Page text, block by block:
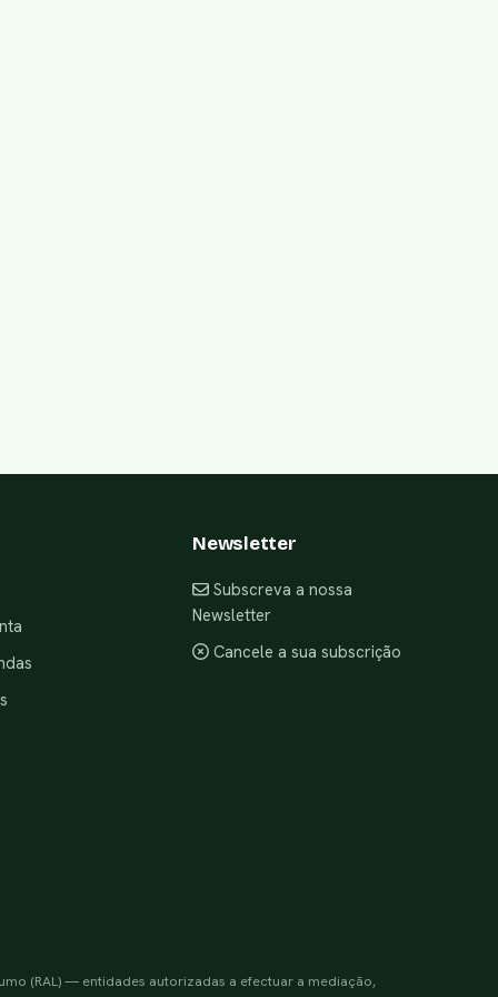
Newsletter
Subscreva a nossa
Newsletter
Cancele a sua subscrição
(RAL) — entidades autorizadas a efectuar a mediação,